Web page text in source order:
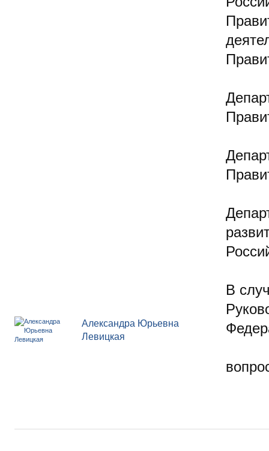
Александра Юрьевна
Левицкая
В